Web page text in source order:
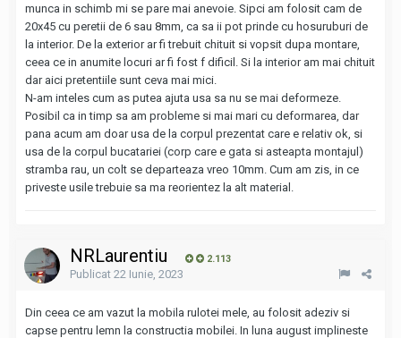
munca in schimb mi se pare mai anevoie. Sipci am folosit cam de
20x45 cu peretii de 6 sau 8mm, ca sa ii pot prinde cu hosuruburi de
la interior. De la exterior ar fi trebuit chituit si vopsit dupa montare,
ceea ce in anumite locuri ar fi fost f dificil. Si la interior am mai chituit
dar aici pretentiile sunt ceva mai mici.
N-am inteles cum as putea ajuta usa sa nu se mai deformeze.
Posibil ca in timp sa am probleme si mai mari cu deformarea, dar
pana acum am doar usa de la corpul prezentat care e relativ ok, si
usa de la corpul bucatariei (corp care e gata si asteapta montajul)
stramba rau, un colt se departeaza vreo 10mm. Cum am zis, in ce
priveste usile trebuie sa ma reorientez la alt material.
NRLaurentiu 2.113
Publicat 22 Iunie, 2023
Din ceea ce am vazut la mobila rulotei mele, au folosit adeziv si
capse pentru lemn la constructia mobilei. In luna august implineste